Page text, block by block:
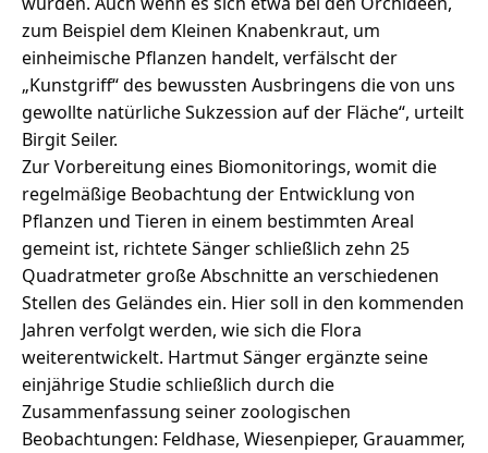
zum Beispiel dem Kleinen Knabenkraut, um
einheimische Pflanzen handelt, verfälscht der
„Kunstgriff“ des bewussten Ausbringens die von uns
gewollte natürliche Sukzession auf der Fläche“, urteilt
Birgit Seiler.
Zur Vorbereitung eines Biomonitorings, womit die
regelmäßige Beobachtung der Entwicklung von
Pflanzen und Tieren in einem bestimmten Areal
gemeint ist, richtete Sänger schließlich zehn 25
Quadratmeter große Abschnitte an verschiedenen
Stellen des Geländes ein. Hier soll in den kommenden
Jahren verfolgt werden, wie sich die Flora
weiterentwickelt. Hartmut Sänger ergänzte seine
einjährige Studie schließlich durch die
Zusammenfassung seiner zoologischen
Beobachtungen: Feldhase, Wiesenpieper, Grauammer,